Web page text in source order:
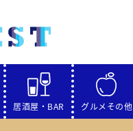
居酒屋・BAR グルメその他